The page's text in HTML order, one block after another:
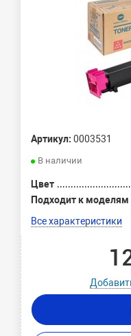
Артикул: 0003531
В наличии
Цвет
Подходит к моделям
Все характеристики